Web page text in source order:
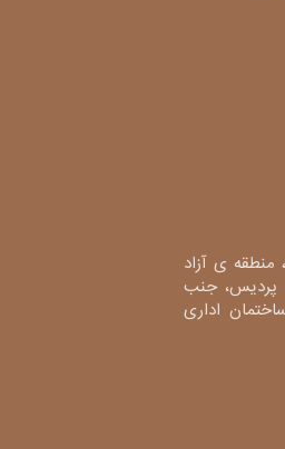
منطقه ی آزاد
پردیس، جنب
اداری